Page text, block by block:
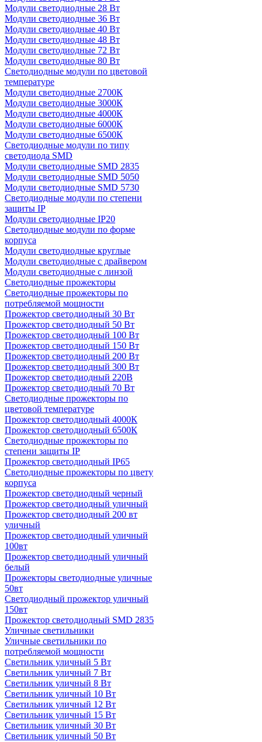
Модули светодиодные 28 Вт
Модули светодиодные 36 Вт
Модули светодиодные 40 Вт
Модули светодиодные 48 Вт
Модули светодиодные 72 Вт
Модули светодиодные 80 Вт
Светодиодные модули по цветовой
температуре
Модули светодиодные 2700К
Модули светодиодные 3000К
Модули светодиодные 4000К
Модули светодиодные 6000К
Модули светодиодные 6500К
Светодиодные модули по типу
светодиода SMD
Модули светодиодные SMD 2835
Модули светодиодные SMD 5050
Модули светодиодные SMD 5730
Светодиодные модули по степени
защиты IP
Модули светодиодные IP20
Светодиодные модули по форме
корпуса
Модули светодиодные круглые
Модули светодиодные с драйвером
Модули светодиодные с линзой
Светодиодные прожекторы
Светодиодные прожекторы по
потребляемой мощности
Прожектор светодиодный 30 Вт
Прожектор светодиодный 50 Вт
Прожектор светодиодный 100 Вт
Прожектор светодиодный 150 Вт
Прожектор светодиодный 200 Вт
Прожектор светодиодный 300 Вт
Прожектор светодиодный 220В
Прожектор светодиодный 70 Вт
Светодиодные прожекторы по
цветовой температуре
Прожектор светодиодный 4000К
Прожектор светодиодный 6500К
Светодиодные прожекторы по
степени защиты IP
Прожектор светодиодный IP65
Светодиодные прожекторы по цвету
корпуса
Прожектор светодиодный черный
Прожектор светодиодный уличный
Прожектор светодиодный 200 вт
уличный
Прожектор светодиодный уличный
100вт
Прожектор светодиодный уличный
белый
Прожекторы светодиодные уличные
50вт
Светодиодный прожектор уличный
150вт
Прожектор светодиодный SMD 2835
Уличные светильники
Уличные светильники по
потребляемой мощности
Светильник уличный 5 Вт
Светильник уличный 7 Вт
Светильник уличный 8 Вт
Светильник уличный 10 Вт
Светильник уличный 12 Вт
Светильник уличный 15 Вт
Светильник уличный 30 Вт
Светильник уличный 50 Вт